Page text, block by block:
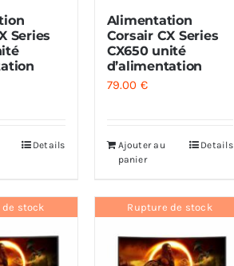
Series
Details
Alimentation
Corsair CX Series
CX650 unité
d’alimentation
79.00 €
Ajouter au
panier
Details
stock Rupture de stock